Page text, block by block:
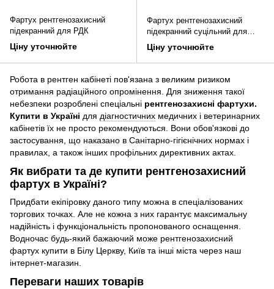
Фартух рентгенозахисний
підекранний для РДК
Ціну уточнюйте
Фартух рентгенозахисний
підекранний суцільний для
РДК
Ціну уточнюйте
Робота в рентген кабінеті пов'язана з великим ризиком
отримання радіаційного опромінення. Для зниження такої
небезпеки розроблені спеціальні рентгенозахисні фартухи.
Купити в Україні для діагностичних медичних і ветеринарних
кабінетів їх не просто рекомендуються. Вони обов'язкові до
застосування, що наказано в Санітарно-гігієнічних нормах і
правилах, а також інших профільних директивних актах.
Як вибрати та де купити рентгенозахисний
фартух в Україні?
Придбати екіпіровку даного типу можна в спеціалізованих
торгових точках. Але не кожна з них гарантує максимальну
надійність і функціональність пропонованого оснащення.
Водночас будь-який бажаючий може рентгенозахисний
фартух купити в Білу Церкву, Київ та інші міста через наш
інтернет-магазин.
Переваги наших товарів